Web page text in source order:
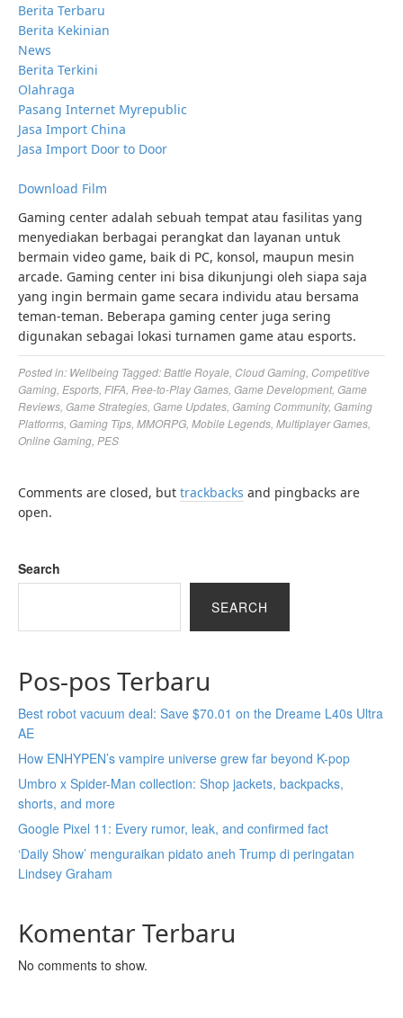
Berita Terbaru
Berita Kekinian
News
Berita Terkini
Olahraga
Pasang Internet Myrepublic
Jasa Import China
Jasa Import Door to Door
Download Film
Gaming center adalah sebuah tempat atau fasilitas yang
menyediakan berbagai perangkat dan layanan untuk
bermain video game, baik di PC, konsol, maupun mesin
arcade. Gaming center ini bisa dikunjungi oleh siapa saja
yang ingin bermain game secara individu atau bersama
teman-teman. Beberapa gaming center juga sering
digunakan sebagai lokasi turnamen game atau esports.
Posted in: Wellbeing Tagged:Battle Royale Cloud Gaming Competitive
Gaming Esports FIFA Free-to-Play Games Game Development, Game
Reviews Game Strategies Game Updates Gaming Community, Gaming
Platforms Gaming Tips MMORPG Mobile Legends Multiplayer Games
Online Gaming PES
Comments are closed, but trackbacks and pingbacks are
open.
Search
SEARCH
Pos-pos Terbaru
Best robot vacuum deal: Save $70.01 on the Dreame L40s Ultra
AE
How ENHYPEN’s vampire universe grew far beyond K-pop
Umbro x Spider-Man collection: Shop jackets, backpacks,
shorts, and more
Google Pixel 11: Every rumor, leak, and confirmed fact
‘Daily Show’ menguraikan pidato aneh Trump di peringatan
Lindsey Graham
Komentar Terbaru
No comments to show.